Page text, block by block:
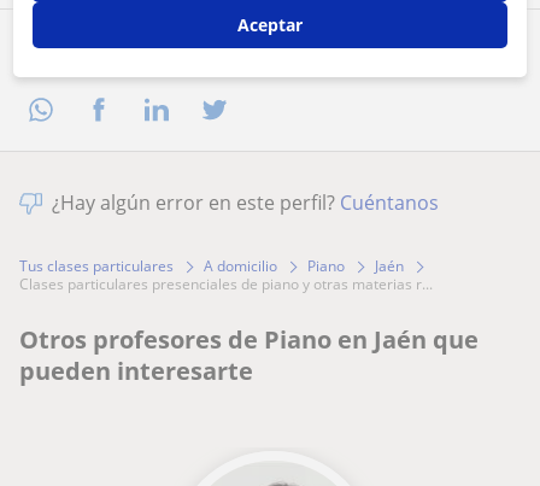
Comparte a este profesor
¿Hay algún error en este perfil? Cuéntanos
Tus clases particulares A domicilio Piano
Jaén
clases particulares presenciales de piano y otras materias r...
Otros profesores de Piano en Jaén que
pueden interesarte
Aceptar